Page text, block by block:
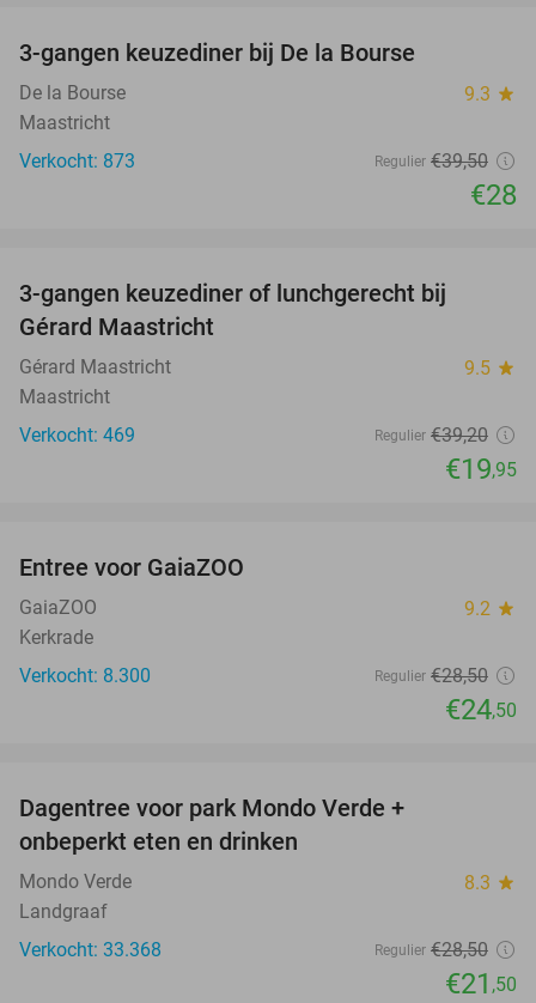
3-gangen keuzediner bij De la Bourse
De la Bourse 9.3 star
Maastricht
Verkocht: 873
Regulier €39,50
€28
3-gangen keuzediner of lunchgerecht bij
Gérard Maastricht
Gérard Maastricht 9.5 star
Maastricht
Verkocht: 469
Regulier €39,20
€19,95
Entree voor GaiaZOO
GaiaZOO 9.2 star
Kerkrade
Verkocht: 8.300
Regulier €28,50
€24,50
Dagentree voor park Mondo Verde +
onbeperkt eten en drinken
Mondo Verde 8.3 star
Landgraaf
Verkocht: 33.368
Regulier €28,50
€21 ,50